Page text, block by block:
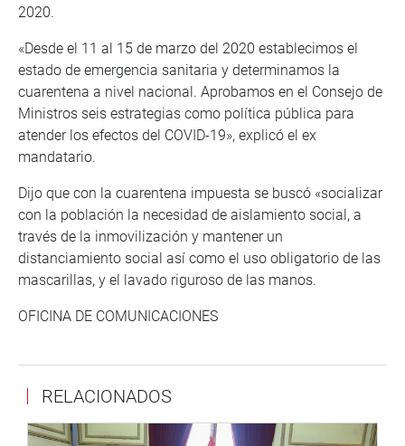
2020.
«Desde el 11 al 15 de marzo del 2020 establecimos el
estado de emergencia sanitaria y determinamos la
cuarentena a nivel nacional. Aprobamos en el Consejo de
Ministros seis estrategias como política pública para
atender los efectos del COVID-19», explicó el ex
mandatario.
Dijo que con la cuarentena impuesta se buscó «socializar
con la población la necesidad de aislamiento social, a
través de la inmovilización y mantener un
distanciamiento social así como el uso obligatorio de las
mascarillas, y el lavado riguroso de las manos.
OFICINA DE COMUNICACIONES
RELACIONADOS